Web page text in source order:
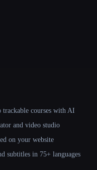
courses with AI
and video studio
on your website
subtitles in 75+ languages